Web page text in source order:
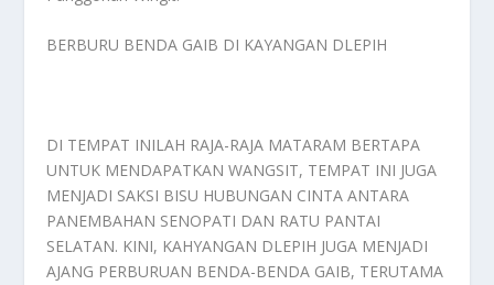
BERBURU BENDA GAIB DI KAYANGAN DLEPIH
DI TEMPAT INILAH RAJA-RAJA MATARAM BERTAPA
UNTUK MENDAPATKAN WANGSIT, TEMPAT INI JUGA
MENJADI SAKSI BISU HUBUNGAN CINTA ANTARA
PANEMBAHAN SENOPATI DAN RATU PANTAI
SELATAN. KINI, KAHYANGAN DLEPIH JUGA MENJADI
AJANG PERBURUAN BENDA-BENDA GAIB, TERUTAMA